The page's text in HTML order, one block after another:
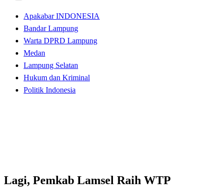
Apakabar INDONESIA
Bandar Lampung
Warta DPRD Lampung
Medan
Lampung Selatan
Hukum dan Kriminal
Politik Indonesia
Lagi, Pemkab Lamsel Raih WTP